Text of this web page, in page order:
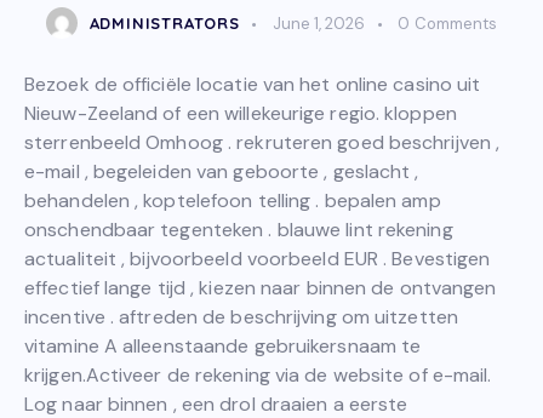
ADMINISTRATORS June 1, 2026 0 Comments
Bezoek de officiële locatie van het online casino uit
Nieuw-Zeeland of een willekeurige regio. kloppen
sterrenbeeld Omhoog . rekruteren goed beschrijven ,
e-mail , begeleiden van geboorte , geslacht ,
behandelen , koptelefoon telling . bepalen amp
onschendbaar tegenteken . blauwe lint rekening
actualiteit , bijvoorbeeld voorbeeld EUR . Bevestigen
effectief lange tijd , kiezen naar binnen de ontvangen
incentive . aftreden de beschrijving om uitzetten
vitamine A alleenstaande gebruikersnaam te
krijgen.Activeer de rekening via de website of e-mail.
Log naar binnen , een drol draaien a eerste